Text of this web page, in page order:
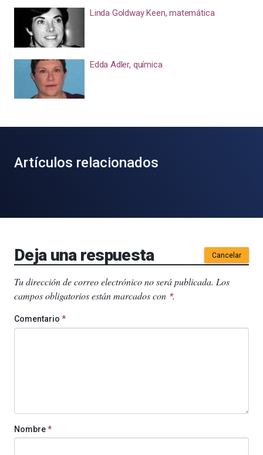
Linda Goldway Keen, matemática
Edda Adler, química
Artículos relacionados
Deja una respuesta Cancelar
Tu dirección de correo electrónico no será publicada. Los
campos obligatorios están marcados con *.
Comentario *
Nombre*